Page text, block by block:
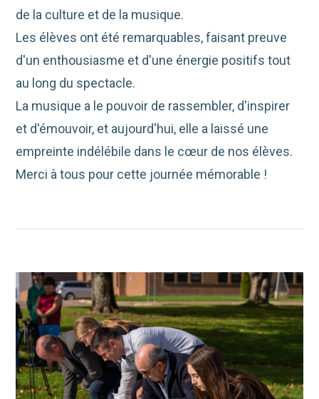
de la culture et de la musique.
Les élèves ont été remarquables, faisant preuve
d'un enthousiasme et d'une énergie positifs tout
au long du spectacle.
La musique a le pouvoir de rassembler, d'inspirer
et d'émouvoir, et aujourd'hui, elle a laissé une
empreinte indélébile dans le cœur de nos élèves.
Merci à tous pour cette journée mémorable !